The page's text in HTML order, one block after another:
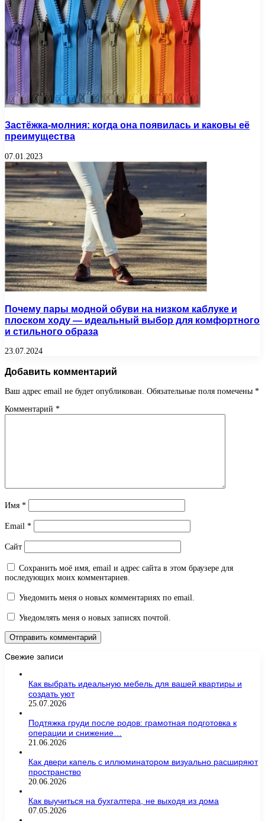
Застёжка-молния: когда она появилась и каковы её
преимущества
07.01.2023
Почему пары модной обуви на низком каблуке и
плоском ходу — идеальный выбор для комфортного
и стильного образа
23.07.2024
Добавить комментарий
Ваш адрес email не будет опубликован. Обязательные поля помечены *
Комментарий *
Имя *
Email *
Сайт
Сохранить моё имя, email и адрес сайта в этом браузере для
последующих моих комментариев.
Уведомить меня о новых комментариях по email.
Уведомлять меня о новых записях почтой.
Свежие записи
Как выбрать идеальную мебель для вашей квартиры и
создать уют
25.07.2026
Подтяжка груди после родов: грамотная подготовка к
операции и снижение…
21.06.2026
Как двери капель с иллюминатором визуально расширяют
пространство
20.06.2026
Как выучиться на бухгалтера, не выходя из дома
07.05.2026